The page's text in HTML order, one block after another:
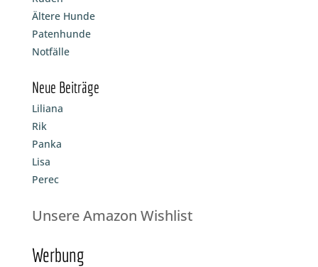
Ältere Hunde
Patenhunde
Notfälle
Neue Beiträge
Liliana
Rik
Panka
Lisa
Perec
Unsere Amazon Wishlist
Werbung